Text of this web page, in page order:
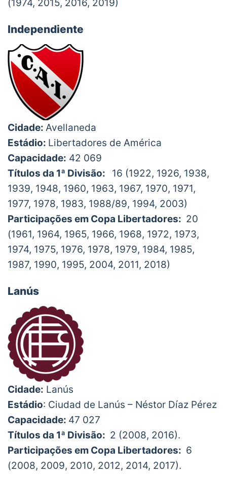
(1974, 2015, 2016, 2019)
Independiente
Cidade: Avellaneda
Estádio: Libertadores de América
Capacidade: 42 069
Títulos da 1ª Divisão:
16 (1922, 1926, 1938,
1939, 1948, 1960, 1963, 1967, 1970, 1971,
1977, 1978, 1983, 1988/89, 1994, 2003)
Participações em Copa Libertadores: 20
(1961, 1964, 1965, 1966, 1968, 1972, 1973,
1974, 1975, 1976, 1978, 1979, 1984, 1985,
1987, 1990, 1995, 2004, 2011, 2018)
Lanús
Cidade: Lanús
Estádio: Ciudad de Lanús – Néstor Díaz Pérez
Capacidade: 47 027
Títulos da 1ª Divisão: 2 (2008, 2016).
Participações em Copa Libertadores: 6
(2008, 2009, 2010, 2012, 2014, 2017).